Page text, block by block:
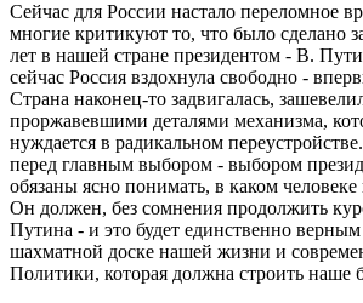
Сейчас для России настало переломное
многие критикуют то, что было сделано
лет в нашей стране президентом - В.
сейчас Россия вздохнула свободно -
Страна наконец-то задвигалась,
проржавевшими деталями механизма,
нуждается в радикальном
перед главным выбором - выбором
обязаны ясно понимать, в каком человеке
Он должен, без сомнения продолжить
Путина - и это будет единственно
шахматной доске нашей жизни и
Политики, которая должна строить наше